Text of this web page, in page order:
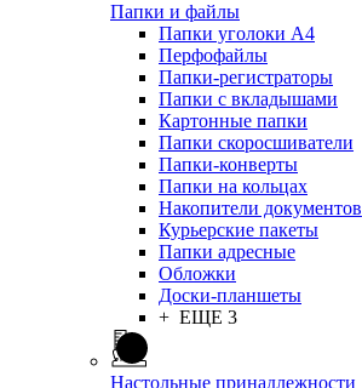
Папки и файлы
Папки уголоки А4
Перфофайлы
Папки-регистраторы
Папки с вкладышами
Картонные папки
Папки скоросшиватели
Папки-конверты
Папки на кольцах
Накопители документов
Курьерские пакеты
Папки адресные
Обложки
Доски-планшеты
+ ЕЩЕ 3
Настольные принадлежности